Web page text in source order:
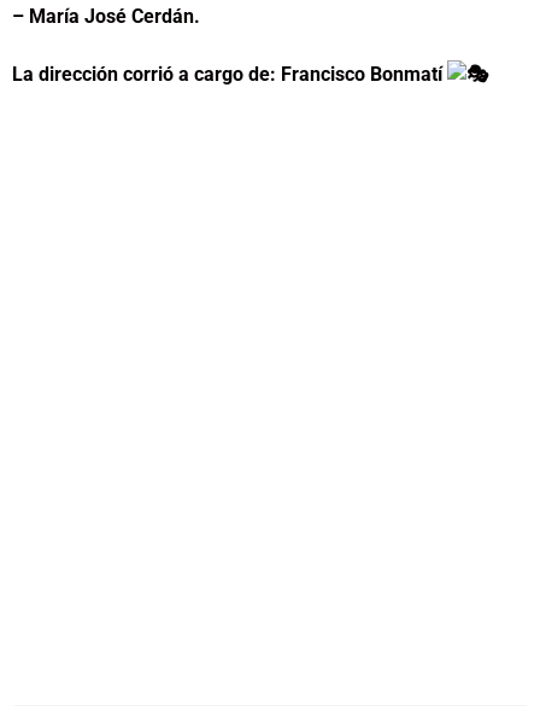
– María José Cerdán.
La dirección corrió a cargo de: Francisco Bonmatí